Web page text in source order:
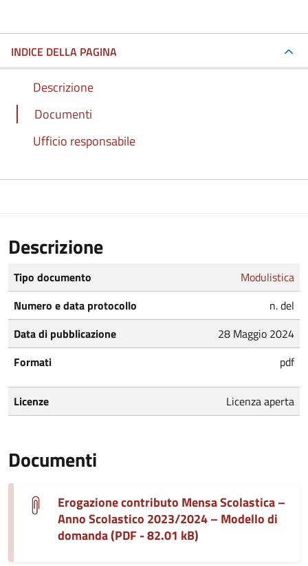
INDICE DELLA PAGINA
Descrizione
Documenti
Ufficio responsabile
Descrizione
Tipo documento
Modulistica
Numero e data protocollo
n. del
Data di pubblicazione
28 Maggio 2024
Formati
pdf
Licenze Licenza aperta
Documenti
Erogazione contributo Mensa Scolastica –
Anno Scolastico 2023/2024 – Modello di
domanda (PDF - 82.01 kB)